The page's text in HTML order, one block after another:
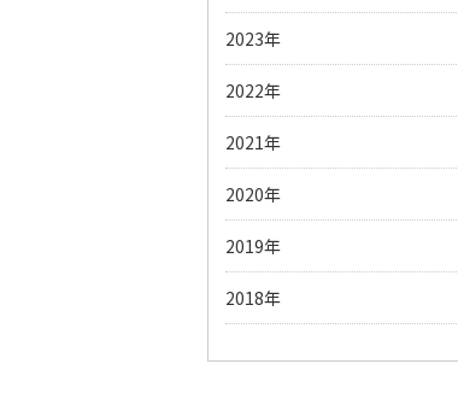
2023
2022
2021
2020
2019
2018